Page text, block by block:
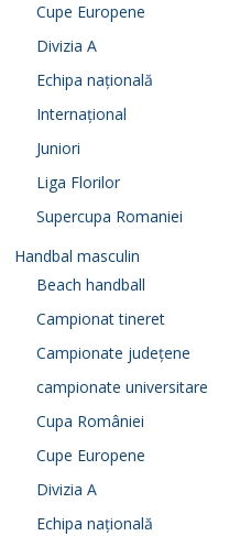
Cupe Europene
Divizia A
Echipa națională
Internațional
Juniori
Liga Florilor
Supercupa Romaniei
Handbal masculin
Beach handball
Campionat tineret
Campionate județene
campionate universitare
Cupa României
Cupe Europene
Divizia A
Echipa națională